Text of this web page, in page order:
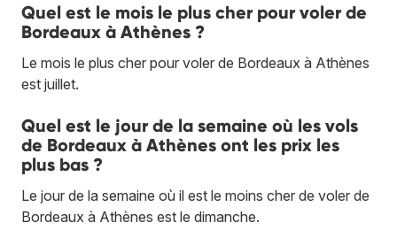
Quel est le mois le plus cher pour voler de
Bordeaux à Athènes ?
Le mois le plus cher pour voler de Bordeaux à Athènes
est juillet.
Quel est le jour de la semaine où les vols
de Bordeaux à Athènes ont les prix les
plus bas ?
Le jour de la semaine où il est le moins cher de voler de
Bordeaux à Athènes est le dimanche.